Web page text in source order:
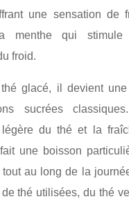
une sensation de
menthe qui stimule
froid.
glacé, il devient
sucrées
légère du thé et la
une boisson
tout au long de la
de thé utilisées, du thé